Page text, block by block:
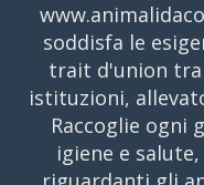
soddisfa le
trait d'union
istituzioni,
Raccoglie ogni
igiene e